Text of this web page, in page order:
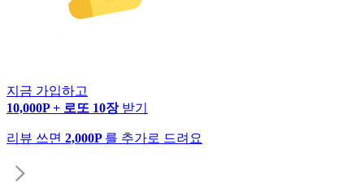
지금 가입하고
10,000P + 로또 10장 받기
리뷰 쓰면 2,000P 를 추가로 드려요